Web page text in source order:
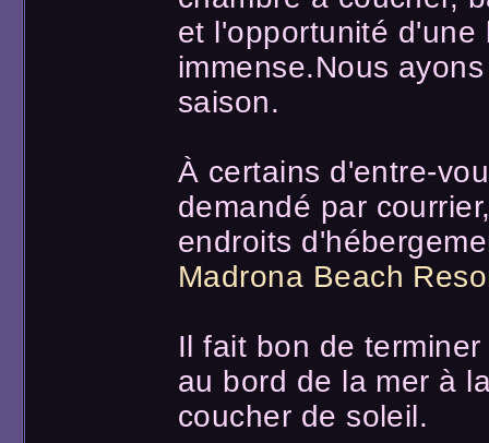
et l'opportunité
immense.Nous
saison.
À certains d'entre-
demandé par
endroits
Madrona Beach
Il fait bon de
au bord de la mer à
coucher de soleil.